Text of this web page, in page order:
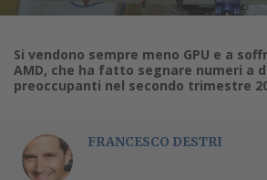
Si vendono sempre meno GPU e a
AMD, che ha fatto segnare numeri a
preoccupanti nel secondo trimestre
FRANCESCO DESTRI